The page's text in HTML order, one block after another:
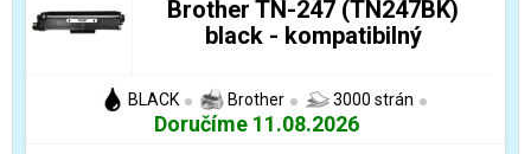
Brother TN-247 (TN247BK)
black - kompatibilný
BLACK Brother 3000 strán
Doručíme 11.08.2026